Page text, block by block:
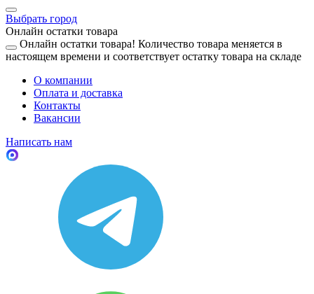
Выбрать город
Онлайн остатки товара
Онлайн остатки товара! Количество товара меняется в
настоящем времени и соответствует остатку товара на складе
О компании
Оплата и доставка
Контакты
Вакансии
Написать нам